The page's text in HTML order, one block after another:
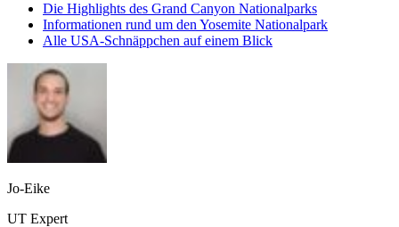
Die Highlights des Grand Canyon Nationalparks
Informationen rund um den Yosemite Nationalpark
Alle USA-Schnäppchen auf einem Blick
Jo-Eike
UT Expert